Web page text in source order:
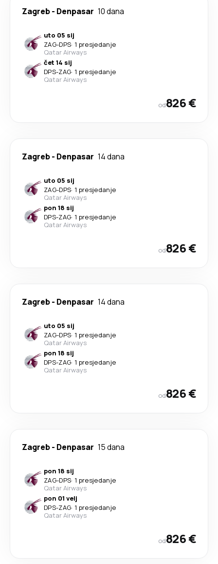
Zagreb- Denpasar 10 dana
uto 05 sij
ZAG-DPS· 1 presjedanje
Qatar Airways
čet 14 sij
DPS-ZAG· 1 presjedanje
Qatar Airways
od826 €
Zagreb- Denpasar 14 dana
uto 05 sij
ZAG-DPS· 1 presjedanje
Qatar Airways
pon 18 sij
DPS-ZAG· 1 presjedanje
Qatar Airways
od826 €
Zagreb- Denpasar 14 dana
uto 05 sij
ZAG-DPS· 1 presjedanje
Qatar Airways
pon 18 sij
DPS-ZAG· 1 presjedanje
Qatar Airways
od826 €
Zagreb- Denpasar 15 dana
pon 18 sij
ZAG-DPS· 1 presjedanje
Qatar Airways
pon 01 velj
DPS-ZAG· 1 presjedanje
Qatar Airways
od826 €